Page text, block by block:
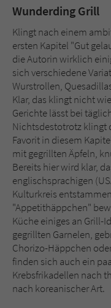
Wunderding Grill
Klingt nach einem
ersten Kapitel "Gut
die Autorin wirklich
sich verschiedene
Wurstrollen,
Klar, das klingt nicht
Gerichte lässt bei
Nichtsdestotrotz klingt
Favorit in diesem
mit gegrillten Äpfeln,
Bereits hier wird klar,
englischsprachigen
Kulturkreis
"Appetithäppchen"
Küche einiges an Grill-
gegrillten Garnelen,
Chorizo-Häppchen
finden sich auch ein
Krebsfrikadellen nach
nach koreanischer Art.